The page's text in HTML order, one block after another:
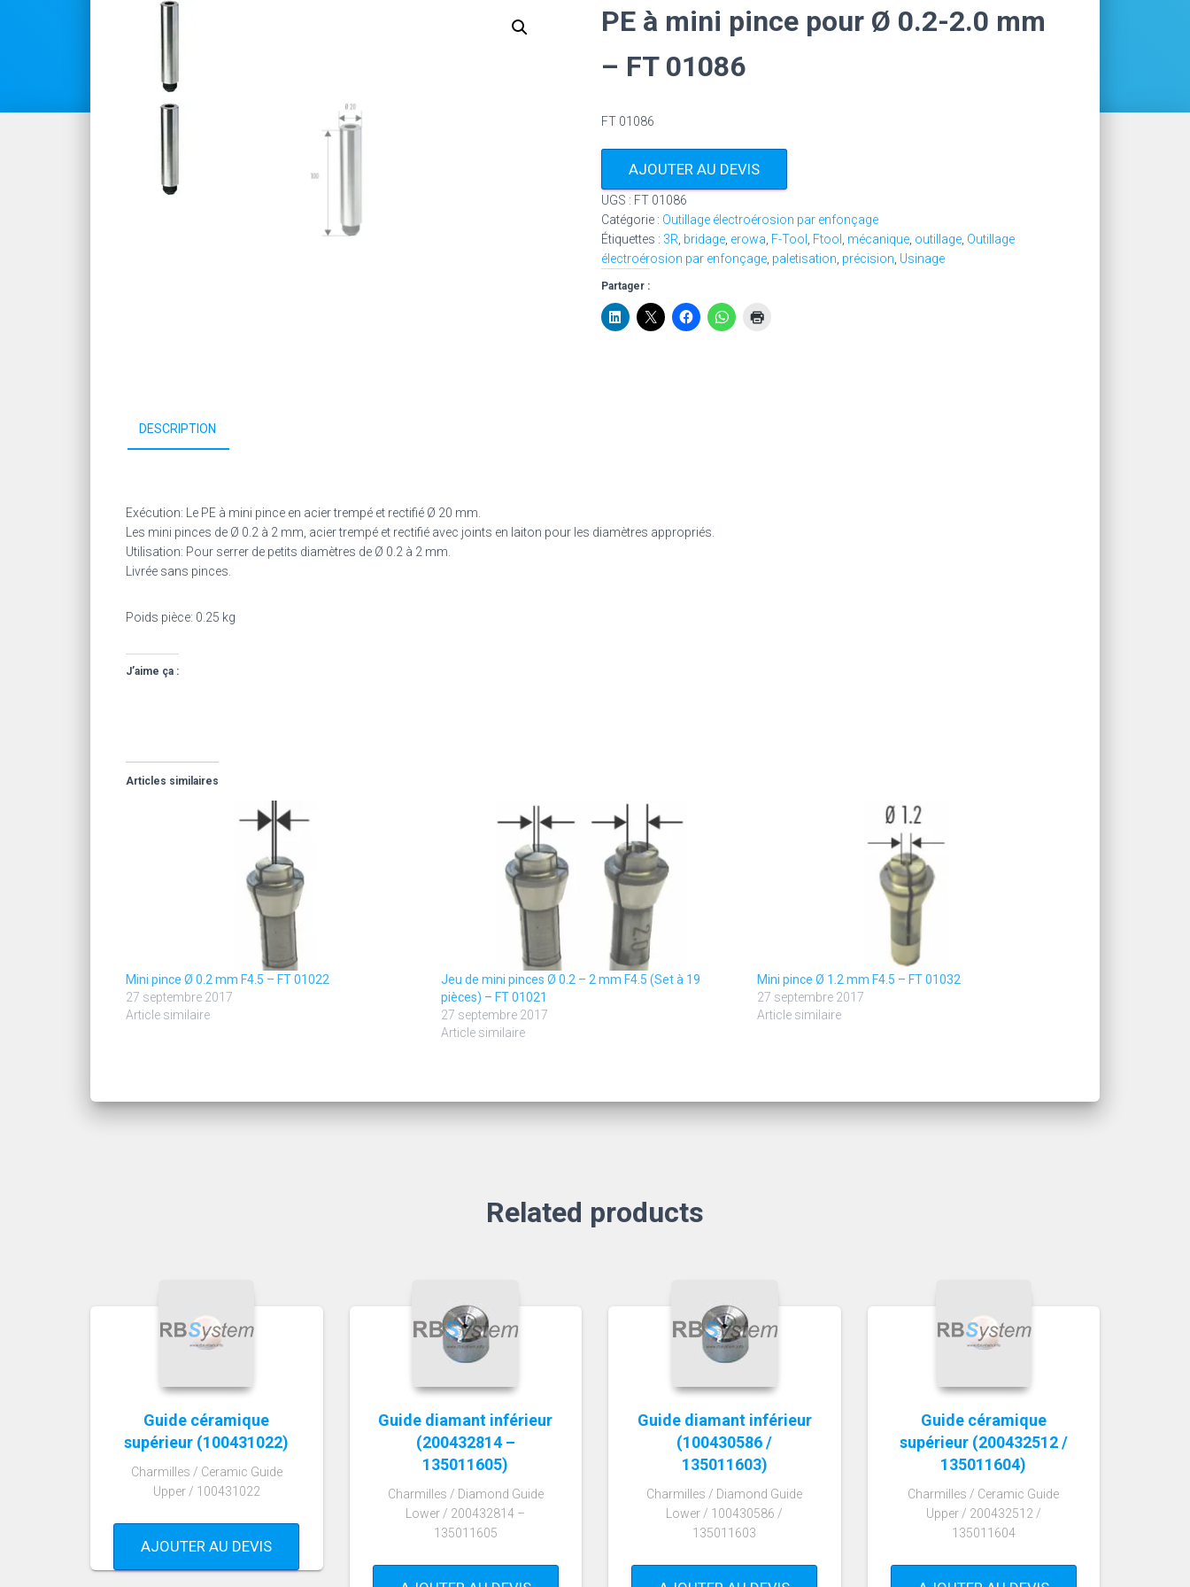
PE à mini pince pour Ø 0.2-2.0 mm
– FT 01086
FT 01086
AJOUTER AU DEVIS
UGS : FT 01086
Catégorie : Outillage électroérosion par enfonçage
Étiquettes : 3R bridage erowa F-Tool Ftool mécanique outillage Outillage
électroérosion par enfonçage paletisation précision Usinage
Partager :
DESCRIPTION
Exécution: Le PE à mini pince en acier trempé et rectifié Ø 20 mm.
Les mini pinces de Ø 0.2 à 2 mm, acier trempé et rectifié avec joints en laiton pour les diamètres appropriés.
Utilisation: Pour serrer de petits diamètres de Ø 0.2 à 2 mm.
Livrée sans pinces.
Poids pièce: 0.25 kg
J’aime ça :
Articles similaires
Mini pince Ø 0.2 mm F4.5 – FT 01022
27 septembre 2017
Article similaire
Jeu de mini pinces Ø 0.2 – 2 mm F4.5 (Set à 19
pièces) – FT 01021
27 septembre 2017
Article similaire
Mini pince Ø 1.2 mm F4.5 – FT 01032
27 septembre 2017
Article similaire
Related products
Guide céramique
supérieur (100431022)
Charmilles / Ceramic Guide
Upper / 100431022
AJOUTER AU DEVIS
Guide diamant inférieur
(200432814 –
135011605)
Charmilles / Diamond Guide
Lower / 200432814 –
135011605
Guide diamant inférieur
(100430586 /
135011603)
Charmilles / Diamond Guide
Lower / 100430586 /
135011603
Guide céramique
supérieur (200432512 /
135011604)
Charmilles / Ceramic Guide
Upper / 200432512 /
135011604